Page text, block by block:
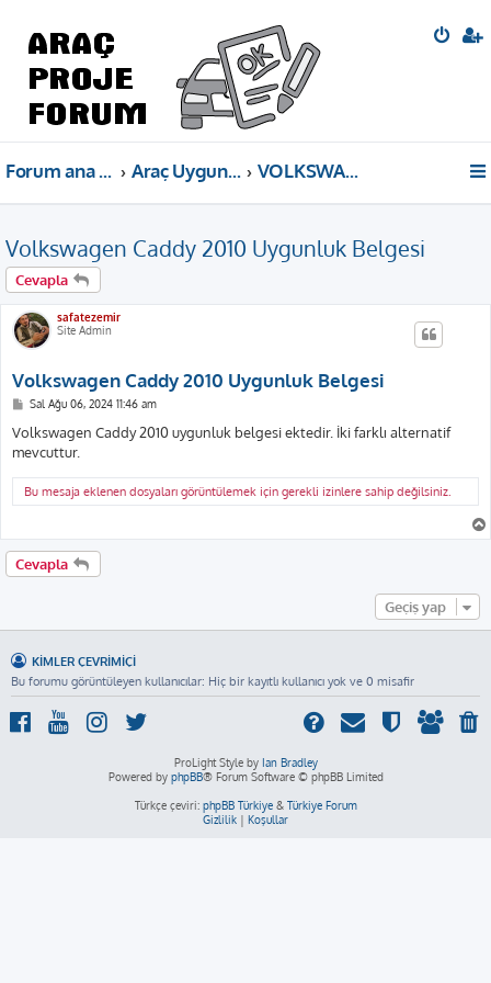
Forum ana sayfa Araç Uygunluk Belgeleri VOLKSWAGEN
Volkswagen Caddy 2010 Uygunluk Belgesi
Cevapla
safatezemir
Site Admin
Volkswagen Caddy 2010 Uygunluk Belgesi
M
s
a
j
Sal Ağu 06, 2024 11:46 am
Volkswagen Caddy 2010 uygunluk belgesi ektedir. İki farklı alternatif
mevcuttur.
Bu mesaja eklenen dosyaları görüntülemek için gerekli izinlere sahip değilsiniz.
Cevapla
Geçiş yap
KIMLER ÇEVRIMIÇI
Bu forumu görüntüleyen kullanıcılar: Hiç bir kayıtlı kullanıcı yok ve 0 misafir
ProLight Style by Ian Bradley
Powered by phpBB® Forum Software © phpBB Limited
Türkçe çeviri: phpBB Türkiye& Türkiye Forum
Gizlilik | Koşullar